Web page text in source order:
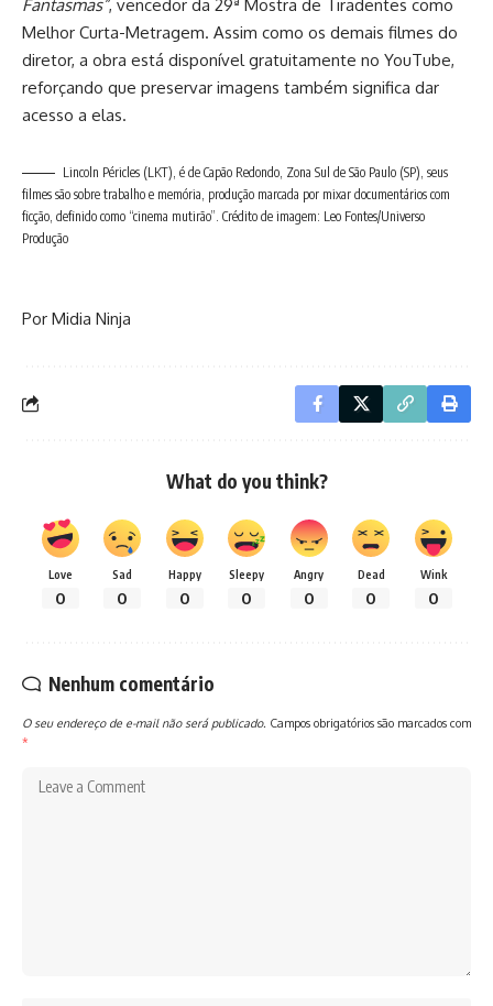
Fantasmas”, vencedor da 29ª Mostra de Tiradentes como
Melhor Curta-Metragem. Assim como os demais filmes do
diretor, a obra está disponível gratuitamente no YouTube,
reforçando que preservar imagens também significa dar
acesso a elas.
Lincoln Péricles (LKT), é de Capão Redondo, Zona Sul de São Paulo (SP), seus
filmes são sobre trabalho e memória, produção marcada por mixar documentários com
ficção, definido como “cinema mutirão”. Crédito de imagem: Leo Fontes/Universo
Produção
Por Midia Ninja
What do you think?
Love
0
Sad
0
Happy
0
Sleepy
0
Angry
0
Dead
0
Wink
0
Nenhum comentário
O seu endereço de e-mail não será publicado. Campos obrigatórios são marcados com
*